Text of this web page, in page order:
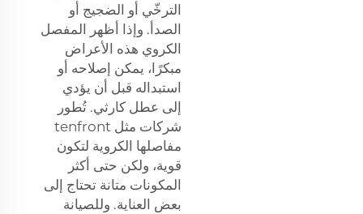
الترخّي أو الضجيج أو
الصدأ. وإذا أظهر المفصل
الكروي هذه الأعراض
مبكرًا، يمكن إصلاحه أو
استبداله قبل أن يؤدي
إلى عطل كارثي. تُطور
شركات مثل tenfront
مفاصلها الكروية لتكون
قوية، ولكن حتى أكثر
المكونات متانة تحتاج إلى
بعض العناية. وللصيانة